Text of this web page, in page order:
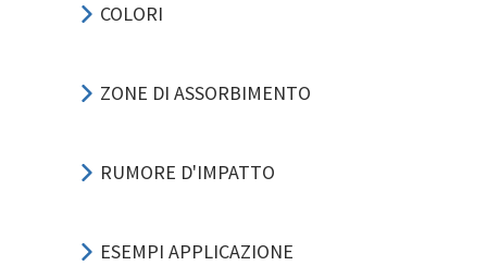
COLORI
ZONE DI ASSORBIMENTO
RUMORE D'IMPATTO
ESEMPI APPLICAZIONE